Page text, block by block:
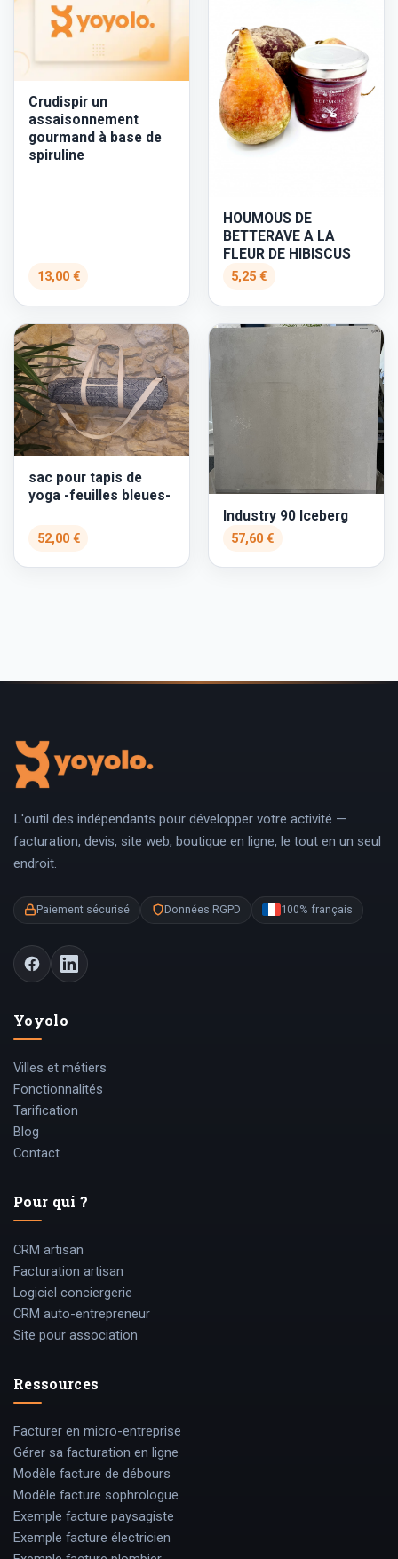
Crudispir un
assaisonnement
gourmand à base de
spiruline
13,00 €
HOUMOUS DE
BETTERAVE A LA
FLEUR DE HIBISCUS
5,25 €
sac pour tapis de
yoga -feuilles bleues-
52,00 €
Industry 90 Iceberg
57,60 €
L'outil des indépendants pour développer votre activité —
facturation, devis, site web, boutique en ligne, le tout en un seul
endroit.
Paiement sécurisé Données RGPD 100% français
Yoyolo
Villes et métiers
Fonctionnalités
Tarification
Blog
Contact
Pour qui ?
CRM artisan
Facturation artisan
Logiciel conciergerie
CRM auto-entrepreneur
Site pour association
Ressources
Facturer en micro-entreprise
Gérer sa facturation en ligne
Modèle facture de débours
Modèle facture sophrologue
Exemple facture paysagiste
Exemple facture électricien